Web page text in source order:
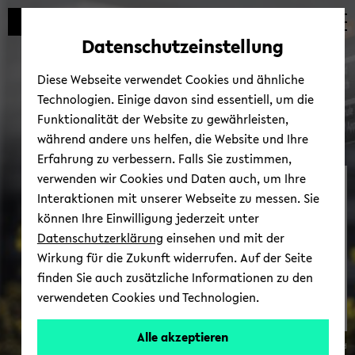
Automatische
vermeiden
zum
wechseln
zum
wechseln
zum
wechseln
AK Neue Me­di­en
Ar­
© Uni­ver­si­tät Bie­le­feld
Datenschutzeinstellung
Diese Webseite verwendet Cookies und ähnliche
Technologien. Einige davon sind essentiell, um die
Funktionalität der Website zu gewährleisten,
während andere uns helfen, die Website und Ihre
Erfahrung zu verbessern. Falls Sie zustimmen,
verwenden wir Cookies und Daten auch, um Ihre
Interaktionen mit unserer Webseite zu messen. Sie
können Ihre Einwilligung jederzeit unter
Datenschutzerklärung einsehen und mit der
Wirkung für die Zukunft widerrufen. Auf der Seite
finden Sie auch zusätzliche Informationen zu den
verwendeten Cookies und Technologien.
Alle akzeptieren